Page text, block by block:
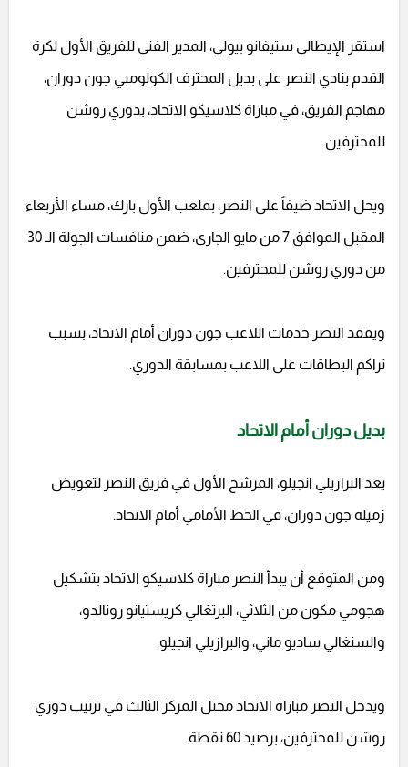
استقر الإيطالي ستيفانو بيولي، المدير الفني للفريق الأول لكرة
القدم بنادي النصر على بديل المحترف الكولومبي جون دوران،
مهاجم الفريق، في مباراة كلاسيكو الاتحاد، بدوري روشن
للمحترفين.
ويحل الاتحاد ضيفاً على النصر، بملعب الأول بارك، مساء الأربعاء
المقبل الموافق 7 من مايو الجاري، ضمن منافسات الجولة الـ 30
من دوري روشن للمحترفين.
ويفقد النصر خدمات اللاعب جون دوران أمام الاتحاد، بسبب
تراكم البطاقات على اللاعب بمسابقة الدوري.
بديل دوران أمام الاتحاد
يعد البرازيلي انجيلو، المرشح الأول في فريق النصر لتعويض
زميله جون دوران، في الخط الأمامي أمام الاتحاد.
ومن المتوقع أن يبدأ النصر مباراة كلاسيكو الاتحاد بتشكيل
هجومي مكون من الثلاثي، البرتغالي كريستيانو رونالدو،
والسنغالي ساديو ماني، والبرازيلي انجيلو.
ويدخل النصر مباراة الاتحاد محتل المركز الثالث في ترتيب دوري
روشن للمحترفين، برصيد 60 نقطة.